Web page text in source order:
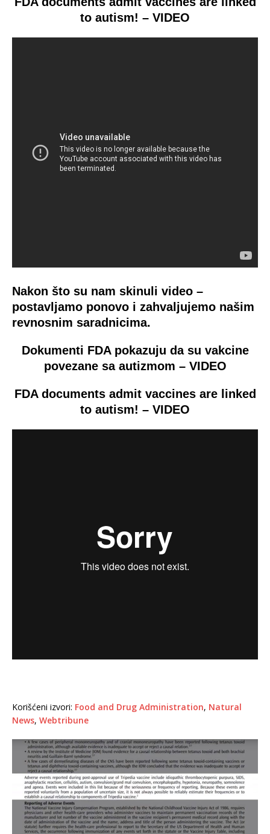
to autism! – VIDEO
Nakon što su nam skinuli video –
postavljamo ponovo i zahvaljujemo našim
revnosnim saradnicima.
Dokumenti FDA pokazuju da su vakcine
povezane sa autizmom – VIDEO
FDA documents admit vaccines are linked
to autism! – VIDEO
Korišćeni izvori: Food and Drug Administration, Natural
News, Webtribune